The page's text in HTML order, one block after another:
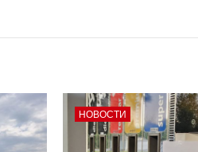
НОВОСТИ